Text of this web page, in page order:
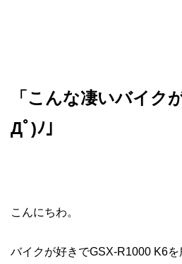
「こんな凄いバイク
Дﾟ)ﾉ」
こんにちわ。
バイクが好きでGSX-R1000 K6を